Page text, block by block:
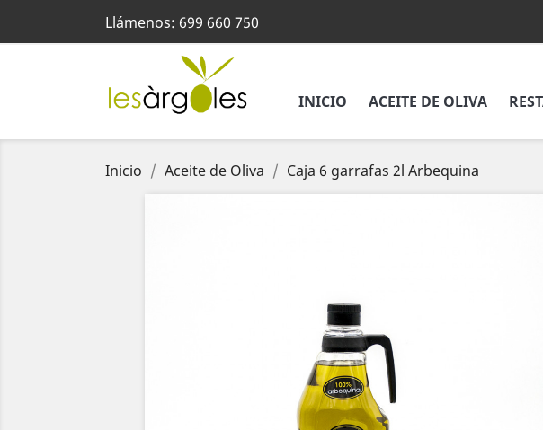
Llámenos: 699 660 750
INICIO ACEITE DE OLIVA
Inicio Aceite de Oliva Caja 6 garrafas 2l Arbequina